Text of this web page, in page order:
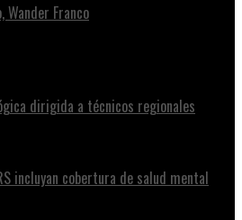
Wander Franco
dirigida a técnicos regionales
incluyan cobertura de salud mental